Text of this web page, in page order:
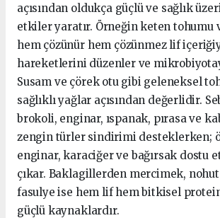
açısından oldukça güçlü ve sağlık
etkiler yaratır. Örneğin keten tohumu
hem çözünür hem çözünmez lif
hareketlerini düzenler ve
Susam ve çörek otu gibi geleneksel
sağlıklı yağlar açısından değerlidir.
brokoli, enginar, ıspanak, pırasa ve
zengin türler sindirimi desteklerken;
enginar, karaciğer ve bağırsak dostu
çıkar. Baklagillerden mercimek,
fasulye ise hem lif hem bitkisel protein
güçlü kaynaklardır.